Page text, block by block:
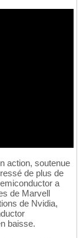
action, soutenue
de plus de
a
de Marvell
de Nvidia,
baisse.